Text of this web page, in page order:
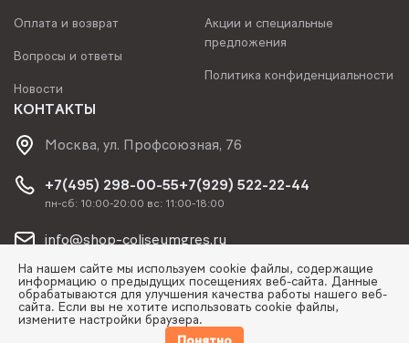
Оплата и возврат
Вопросы и ответы
Новости
Акции и специальные
предложения
Политика конфиденциальности
КОНТАКТЫ
Москва, ул. Профсоюзная, 76
+7(495) 298-00-55+7(929) 522-22-44
пн-сб: 10:00-20:00 вс: 11:00-18:00
info@shop-coliseumgres.ru
© Copyright 2026 | Coliseum Gres, ООО "СИТИ"
На нашем сайте мы используем cookie файлы, содержащие
информацию о предыдущих посещениях веб-сайта. Данные
обрабатываются для улучшения качества работы нашего веб-
сайта. Если вы не хотите использовать cookie файлы,
измените настройки браузера.